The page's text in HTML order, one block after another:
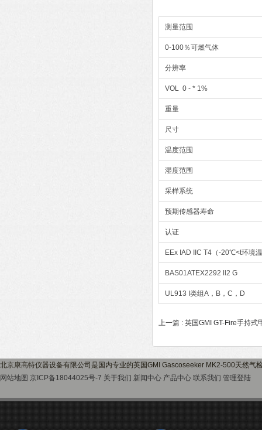
测量范围
0-100％可燃气体
分辨率
VOL 0 - * 1%
重量
尺寸
温度范围
湿度范围
采样系统
预期传感器寿命
认证
EEx IAD IIC T4（-20℃<t环境
BAS01ATEX2292 ll2 G
UL913 I类组A，B，C，D
上一篇 : 英国GMI GT-Fire手持式
北京康高特仪器设备有限公司是国内专业的英国GMI Gascoseeker MK2-500天然气
网站地图 京ICP备18044025号-7 关于我们 新闻中心 产品中心 联系我们 管理登陆